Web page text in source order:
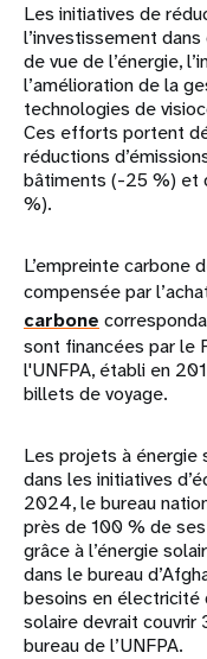
Les initiatives de
l’investissement
de vue de l’énergie,
l’amélioration de la
technologies de
Ces efforts portent
réductions
bâtiments (-25 %) et
%).
L’empreinte carbone
compensée par
carbone
sont financées par le
l'UNFPA, établi en
billets de voyage.
Les projets à énergie
dans les initiatives
2024, le bureau
près de 100 % de
grâce à l’énergie
dans le bureau
besoins en électricité
solaire devrait
bureau de l’UNFPA.